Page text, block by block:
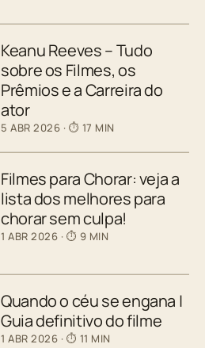
Keanu Reeves – Tudo
sobre os Filmes, os
Prêmios e a Carreira do
ator
5 ABR 2026 · ⏱ 17 MIN
Filmes para Chorar: veja a
lista dos melhores para
chorar sem culpa!
1 ABR 2026 · ⏱ 9 MIN
Quando o céu se engana |
Guia definitivo do filme
1 ABR 2026 · ⏱ 11 MIN